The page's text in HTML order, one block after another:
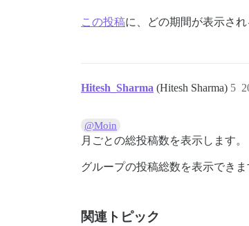
この投稿に、どの期間が表示さ
Hitesh_Sharma (Hitesh Sharma) 5
@Moin
月ごとの総投稿数を表示します。
グループの投稿総数を表示でき
関連トピック